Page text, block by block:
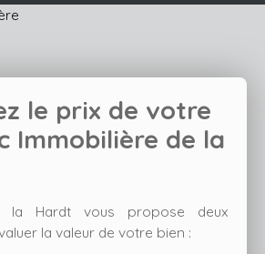
le prix de votre
Immobilière de la
la Hardt vous propose deux
la valeur de votre bien :